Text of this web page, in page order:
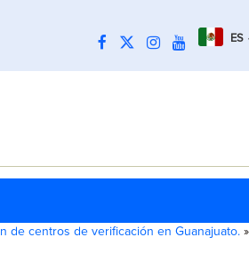
ES
de centros de verificación en Guanajuato. »